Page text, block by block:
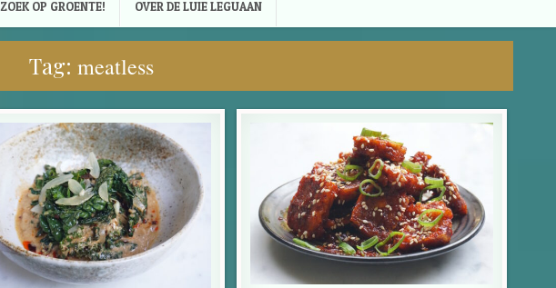
ZOEK OP GROENTE! OVER DE LUIE LEGUAAN
Tag: meatless